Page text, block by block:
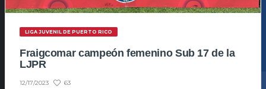
LIGA JUVENIL DE PUERTO RICO
Fraigcomar campeón femenino Sub 17 de la
LJPR
12/17/2023 63